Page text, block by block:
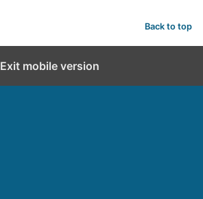
Back to top
Exit mobile version